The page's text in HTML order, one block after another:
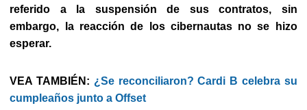
referido a la suspensión de sus contratos, sin
embargo, la reacción de los cibernautas no se hizo
esperar.
VEA TAMBIÉN: ¿Se reconciliaron? Cardi B celebra su
cumpleaños junto a Offset